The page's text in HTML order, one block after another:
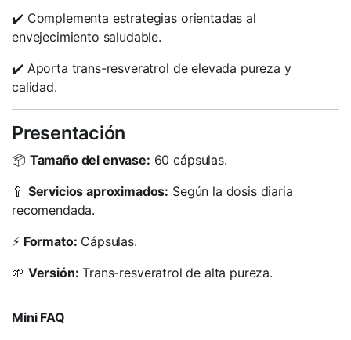
✔️ Complementa estrategias orientadas al
envejecimiento saludable.
✔️ Aporta trans-resveratrol de elevada pureza y
calidad.
Presentación
📦 Tamaño del envase: 60 cápsulas.
🥄 Servicios aproximados: Según la dosis diaria
recomendada.
⚡ Formato: Cápsulas.
🌱 Versión: Trans-resveratrol de alta pureza.
Mini FAQ